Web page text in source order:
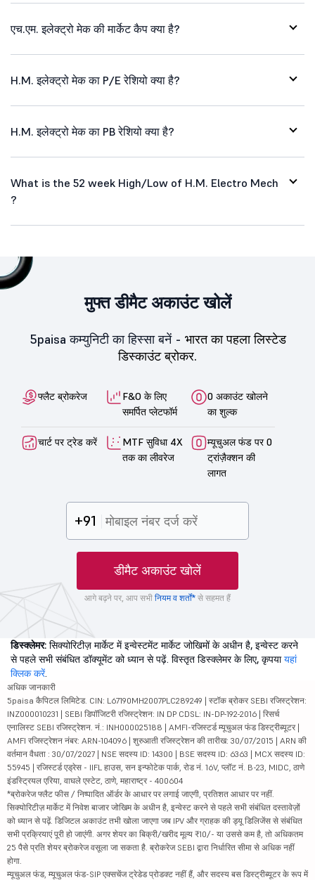
एच.एम. इलेक्ट्रो मेक की मार्केट कैप क्या है?
H.M. इलेक्ट्रो मेक का P/E रेशियो क्या है?
H.M. इलेक्ट्रो मेक का PB रेशियो क्या है?
What is the 52 week High/Low of H.M. Electro Mech
?
मुफ्त डीमैट अकाउंट खोलें
5paisa कम्युनिटी का हिस्सा बनें - भारत का पहला लिस्टेड
डिस्काउंट ब्रोकर.
फ्लैट ब्रोकरेज
F&O के लिए
समर्पित प्लेटफॉर्म
0 अकाउंट खोलने
का शुल्क
चार्ट पर ट्रेड करें
MTF सुविधा 4X
तक का लीवरेज
म्यूचुअल फंड पर 0
ट्रांज़ैक्शन की
लागत
+91
डीमैट अकाउंट खोलें
आगे बढ़ने पर, आप सभी नियम व शर्तों* से सहमत हैं
डिस्क्लेमर: सिक्योरिटीज़ मार्केट में इन्वेस्टमेंट मार्केट जोखिमों के अधीन है, इन्वेस्ट करने
से पहले सभी संबंधित डॉक्यूमेंट को ध्यान से पढ़ें. विस्तृत डिस्क्लेमर के लिए, कृपयायहां
क्लिक करें.
अधिक जानकारी
5paisa कैपिटल लिमिटेड. CIN: L67190MH2007PLC289249 | स्टॉक ब्रोकर SEBI रजिस्ट्रेशन:
INZ000010231 | SEBI डिपॉजिटरी रजिस्ट्रेशन: IN DP CDSL: IN-DP-192-2016 | रिसर्च
एनालिस्ट SEBI रजिस्ट्रेशन. नं.: INH000025188 | AMFI-रजिस्टर्ड म्यूचुअल फंड डिस्ट्रीब्यूटर |
AMFI रजिस्ट्रेशन नंबर: ARN-104096 | शुरुआती रजिस्ट्रेशन की तारीख: 30/07/2015 | ARN की
वर्तमान वैधता : 30/07/2027 | NSE सदस्य ID: 14300 | BSE सदस्य ID: 6363 | MCX सदस्य ID:
55945 | रजिस्टर्ड एड्रेस - IIFL हाउस, सन इन्फोटेक पार्क, रोड नं. 16V, प्लॉट नं. B-23, MIDC, ठाणे
इंडस्ट्रियल एरिया, वाघले एस्टेट, ठाणे, महाराष्ट्र - 400604
*ब्रोकरेज फ्लैट फीस / निष्पादित ऑर्डर के आधार पर लगाई जाएगी, प्रतिशत आधार पर नहीं.
सिक्योरिटीज़ मार्केट में निवेश बाजार जोखिम के अधीन है, इन्वेस्ट करने से पहले सभी संबंधित दस्तावेज़ों
को ध्यान से पढ़ें. डिजिटल अकाउंट तभी खोला जाएगा जब IPV और ग्राहक की ड्यू डिलिजेंस से संबंधित
सभी प्रक्रियाएं पूरी हो जाएंगी. अगर शेयर का बिक्री/खरीद मूल्य ₹10/- या उससे कम है, तो अधिकतम
25 पैसे प्रति शेयर ब्रोकरेज वसूला जा सकता है. ब्रोकरेज SEBI द्वारा निर्धारित सीमा से अधिक नहीं
होगा.
म्यूचुअल फंड, म्यूचुअल फंड-SIP एक्सचेंज ट्रेडेड प्रोडक्ट नहीं हैं, और सदस्य बस डिस्ट्रीब्यूटर के रूप में